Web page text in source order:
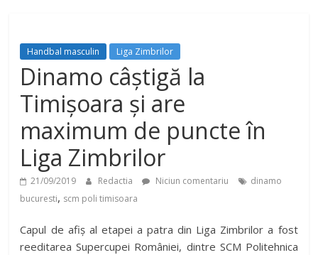
Handbal masculin Liga Zimbrilor
Dinamo câștigă la
Timișoara și are
maximum de puncte în
Liga Zimbrilor
21/09/2019 Redactia Niciun comentariu
dinamo
bucuresti, scm poli timisoara
Capul de afiș al etapei a patra din Liga Zimbrilor a fost
reeditarea Supercupei României, dintre SCM Politehnica